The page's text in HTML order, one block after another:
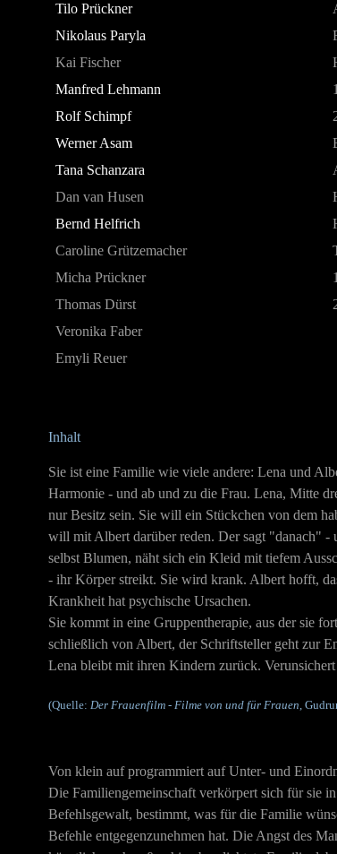
Tilo Prückner
Nikolaus Paryla
Kai Fischer
Manfred Lehmann
Rolf Schimpf
Werner Asam
Tana Schanzara
Dan van Husen
Bernd Helfrich
Caroline Grützemacher
Micha Prückner
Thomas Dürst
Veronika Faber
Emyli Reuer
Inhalt
Sie ist eine Familie wie viele andere: Lena und
Harmonie - und ab und zu die Frau. Lena, Mitte
nur Besitz sein. Sie will ein Stückchen von dem
will mit Albert darüber reden. Der sagt "danach" -
selbst Blumen, näht sich ein Kleid mit tiefem
- ihr Körper streikt. Sie wird krank. Albert hofft,
Krankheit hat psychische Ursachen.
Sie kommt in eine Gruppentherapie, aus der sie
schließlich von Albert, der Schriftsteller geht zur
Lena bleibt mit ihren Kindern zurück.
(Quelle: Der Frauenfilm - Filme von und für Frauen,
Von klein auf programmiert auf Unter- und
Die Familiengemeinschaft verkörpert sich für sie
Befehlsgewalt, bestimmt, was für die Familie
Befehle entgegenzunehmen hat. Die Angst des